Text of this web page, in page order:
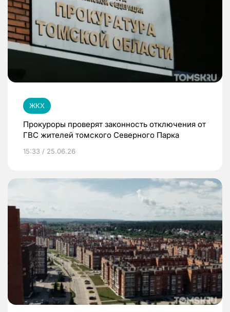
ЖКХ
Прокуроры проверят законность отключения от
ГВС жителей томского Северного Парка
15:33 / 25.06.26